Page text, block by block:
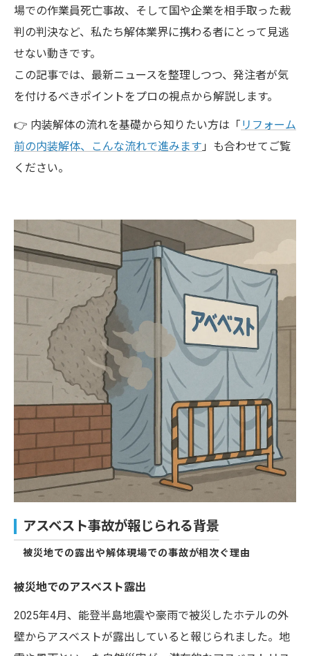
場での作業員死亡事故、そして国や企業を相手取った裁
判の判決など、私たち解体業界に携わる者にとって見逃
せない動きです。
この記事では、最新ニュースを整理しつつ、発注者が気
を付けるべきポイントをプロの視点から解説します。
👉 内装解体の流れを基礎から知りたい方は「 リフォーム
前の内装解体、こんな流れで進みます 」も合わせてご覧
ください。
アスベスト事故が報じられる背景
被災地での露出や解体現場での事故が相次ぐ理由
被災地でのアスベスト露出
2025年4月、能登半島地震や豪雨で被災したホテルの外
壁からアスベストが露出していると報じられました。地